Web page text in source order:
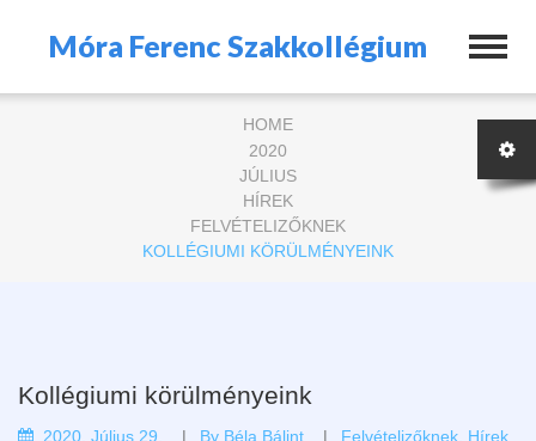
Móra Ferenc Szakkollégium
HOME
2020
JÚLIUS
HÍREK
FELVÉTELIZŐKNEK
KOLLÉGIUMI KÖRÜLMÉNYEINK
Kollégiumi körülményeink
2020. Július 29. By Béla Bálint Felvételizőknek Hírek